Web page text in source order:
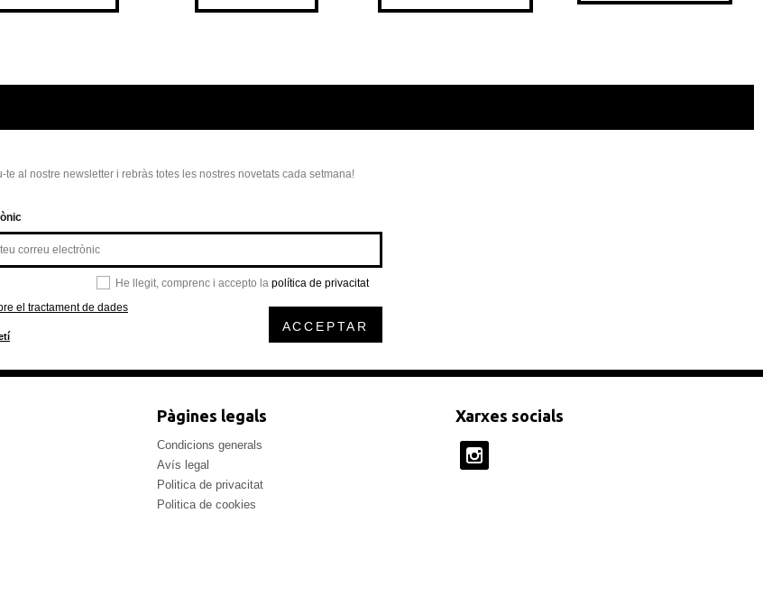
te al nostre newsletter i rebràs totes les nostres novetats cada setmana!
He llegit, comprenc i accepto la política de privacitat
el tractament de dades
ACCEPTAR
Pàgines legals
Condicions generals
Avís legal
Politica de privacitat
Politica de cookies
Xarxes socials